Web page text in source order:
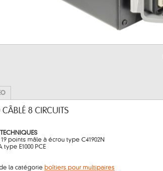
CÂBLÉ 8 CIRCUITS
19 points mâle à écrou type C41902N
type E1000 PCE
la catégorie boîtiers pour multipaires